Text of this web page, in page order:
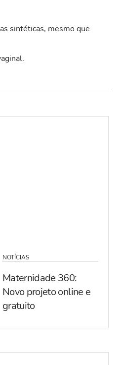
sintéticas, mesmo que
NOTÍCIAS
Maternidade 360:
Novo projeto online e
gratuito